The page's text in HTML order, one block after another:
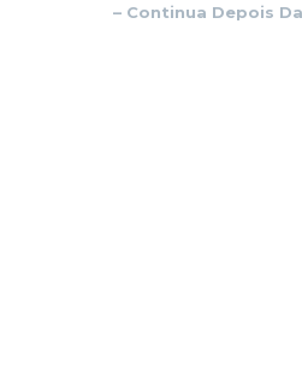
– Continua Depois